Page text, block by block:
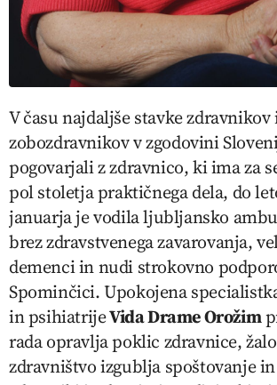
V času najdaljše stavke zdravnikov
zobozdravnikov v zgodovini
pogovarjali z zdravnico, ki ima za
pol stoletja praktičnega dela, do
januarja je vodila ljubljansko
brez zdravstvenega zavarovanja,
demenci in nudi strokovno
Spominčici. Upokojena
in psihiatrijeVida Drame Orožim
rada opravlja poklic zdravnice,
zdravništvo izgublja spoštovanje